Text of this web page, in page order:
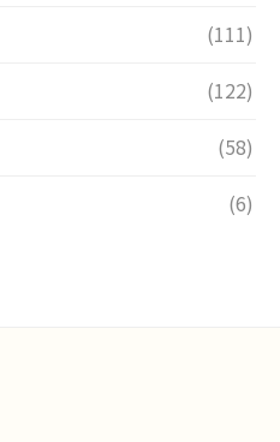
(111)
(122)
(58)
(6)